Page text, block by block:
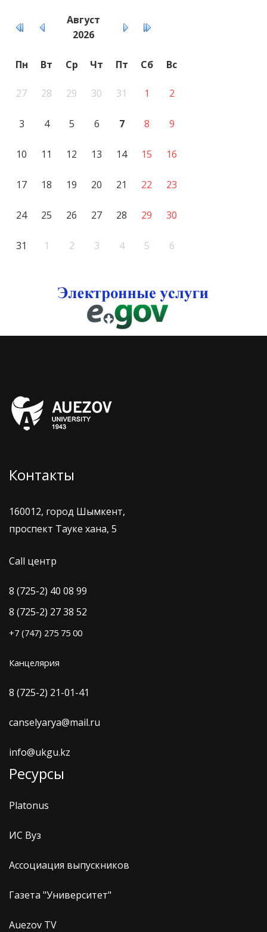
Август
2026
Пн Вт Ср Чт Пт Сб Вс
27 28 29 30 31 1 2
3 4 5 6 7 8 9
10 11 12 13 14 15 16
17 18 19 20 21 22 23
24 25 26 27 28 29 30
31 1 2 3 4 5 6
Контакты
160012, город Шымкент,
проспект Тауке хана, 5
Call центр
8 (725-2) 40 08 99
8 (725-2) 27 38 52
+7 (747) 275 75 00
Канцелярия
8 (725-2) 21-01-41
canselyarya@mail.ru
info@ukgu.kz
Ресурсы
Platonus
ИС Вуз
Ассоциация выпускников
Газета "Университет"
Auezov TV